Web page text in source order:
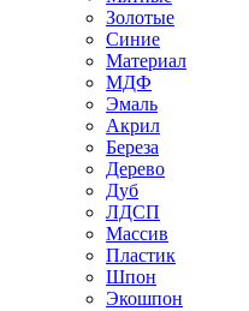
Золотые
Синие
Материал
МДФ
Эмаль
Акрил
Береза
Дерево
Дуб
ЛДСП
Массив
Пластик
Шпон
Экошпон